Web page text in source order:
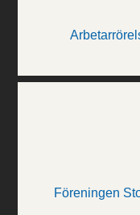
Föreningen